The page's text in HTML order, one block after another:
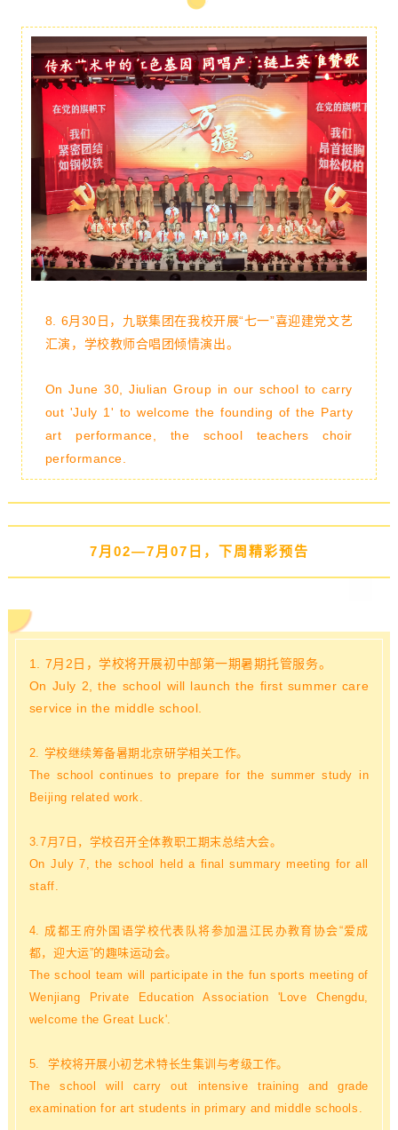
8. 6月30日，九联集团在我校开展“七一”喜迎建党文艺
汇演，学校教师合唱团倾情演出。
On June 30, Jiulian Group in our school to carry
out 'July 1' to welcome the founding of the Party
art performance, the school teachers choir
performance.
7月02—7月07日，下周精彩预告
1. 7月2日，学校将开展初中部第一期暑期托管服务。
On July 2, the school will launch the first summer care
service in the middle school.
2. 学校继续筹备暑期北京研学相关工作。
The school continues to prepare for the summer study in
Beijing related work.
3.7月7日，学校召开全体教职工期末总结大会。
On July 7, the school held a final summary meeting for all
staff.
4. 成都王府外国语学校代表队将参加温江民办教育协会“爱成
都，迎大运”的趣味运动会。
The school team will participate in the fun sports meeting of
Wenjiang Private Education Association 'Love Chengdu,
welcome the Great Luck'.
5. 学校将开展小初艺术特长生集训与考级工作。
The school will carry out intensive training and grade
examination for art students in primary and middle schools.